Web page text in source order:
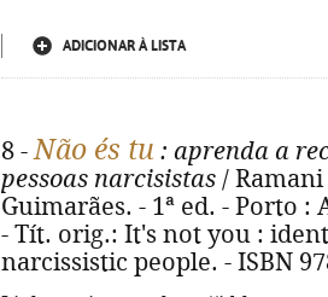
ADICIONAR À LISTA
8 -Não és tu : aprenda a
pessoas narcisistas /
Guimarães. - 1ª ed. - Porto :
- Tít. orig.: It's not you :
narcissistic people. - ISBN